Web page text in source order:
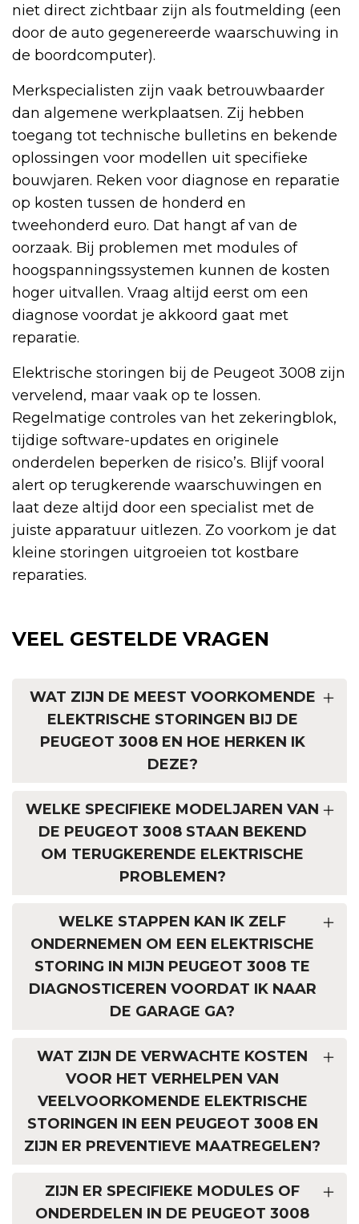
niet direct zichtbaar zijn als foutmelding (een
door de auto gegenereerde waarschuwing in
de boordcomputer).
Merkspecialisten zijn vaak betrouwbaarder
dan algemene werkplaatsen. Zij hebben
toegang tot technische bulletins en bekende
oplossingen voor modellen uit specifieke
bouwjaren. Reken voor diagnose en reparatie
op kosten tussen de honderd en
tweehonderd euro. Dat hangt af van de
oorzaak. Bij problemen met modules of
hoogspanningssystemen kunnen de kosten
hoger uitvallen. Vraag altijd eerst om een
diagnose voordat je akkoord gaat met
reparatie.
Elektrische storingen bij de Peugeot 3008 zijn
vervelend, maar vaak op te lossen.
Regelmatige controles van het zekeringblok,
tijdige software-updates en originele
onderdelen beperken de risico’s. Blijf vooral
alert op terugkerende waarschuwingen en
laat deze altijd door een specialist met de
juiste apparatuur uitlezen. Zo voorkom je dat
kleine storingen uitgroeien tot kostbare
reparaties.
VEEL GESTELDE VRAGEN
WAT ZIJN DE MEEST VOORKOMENDE
ELEKTRISCHE STORINGEN BIJ DE
PEUGEOT 3008 EN HOE HERKEN IK
DEZE?
WELKE SPECIFIEKE MODELJAREN VAN
DE PEUGEOT 3008 STAAN BEKEND
OM TERUGKERENDE ELEKTRISCHE
PROBLEMEN?
WELKE STAPPEN KAN IK ZELF
ONDERNEMEN OM EEN ELEKTRISCHE
STORING IN MIJN PEUGEOT 3008 TE
DIAGNOSTICEREN VOORDAT IK NAAR
DE GARAGE GA?
WAT ZIJN DE VERWACHTE KOSTEN
VOOR HET VERHELPEN VAN
VEELVOORKOMENDE ELEKTRISCHE
STORINGEN IN EEN PEUGEOT 3008 EN
ZIJN ER PREVENTIEVE MAATREGELEN?
ZIJN ER SPECIFIEKE MODULES OF
ONDERDELEN IN DE PEUGEOT 3008